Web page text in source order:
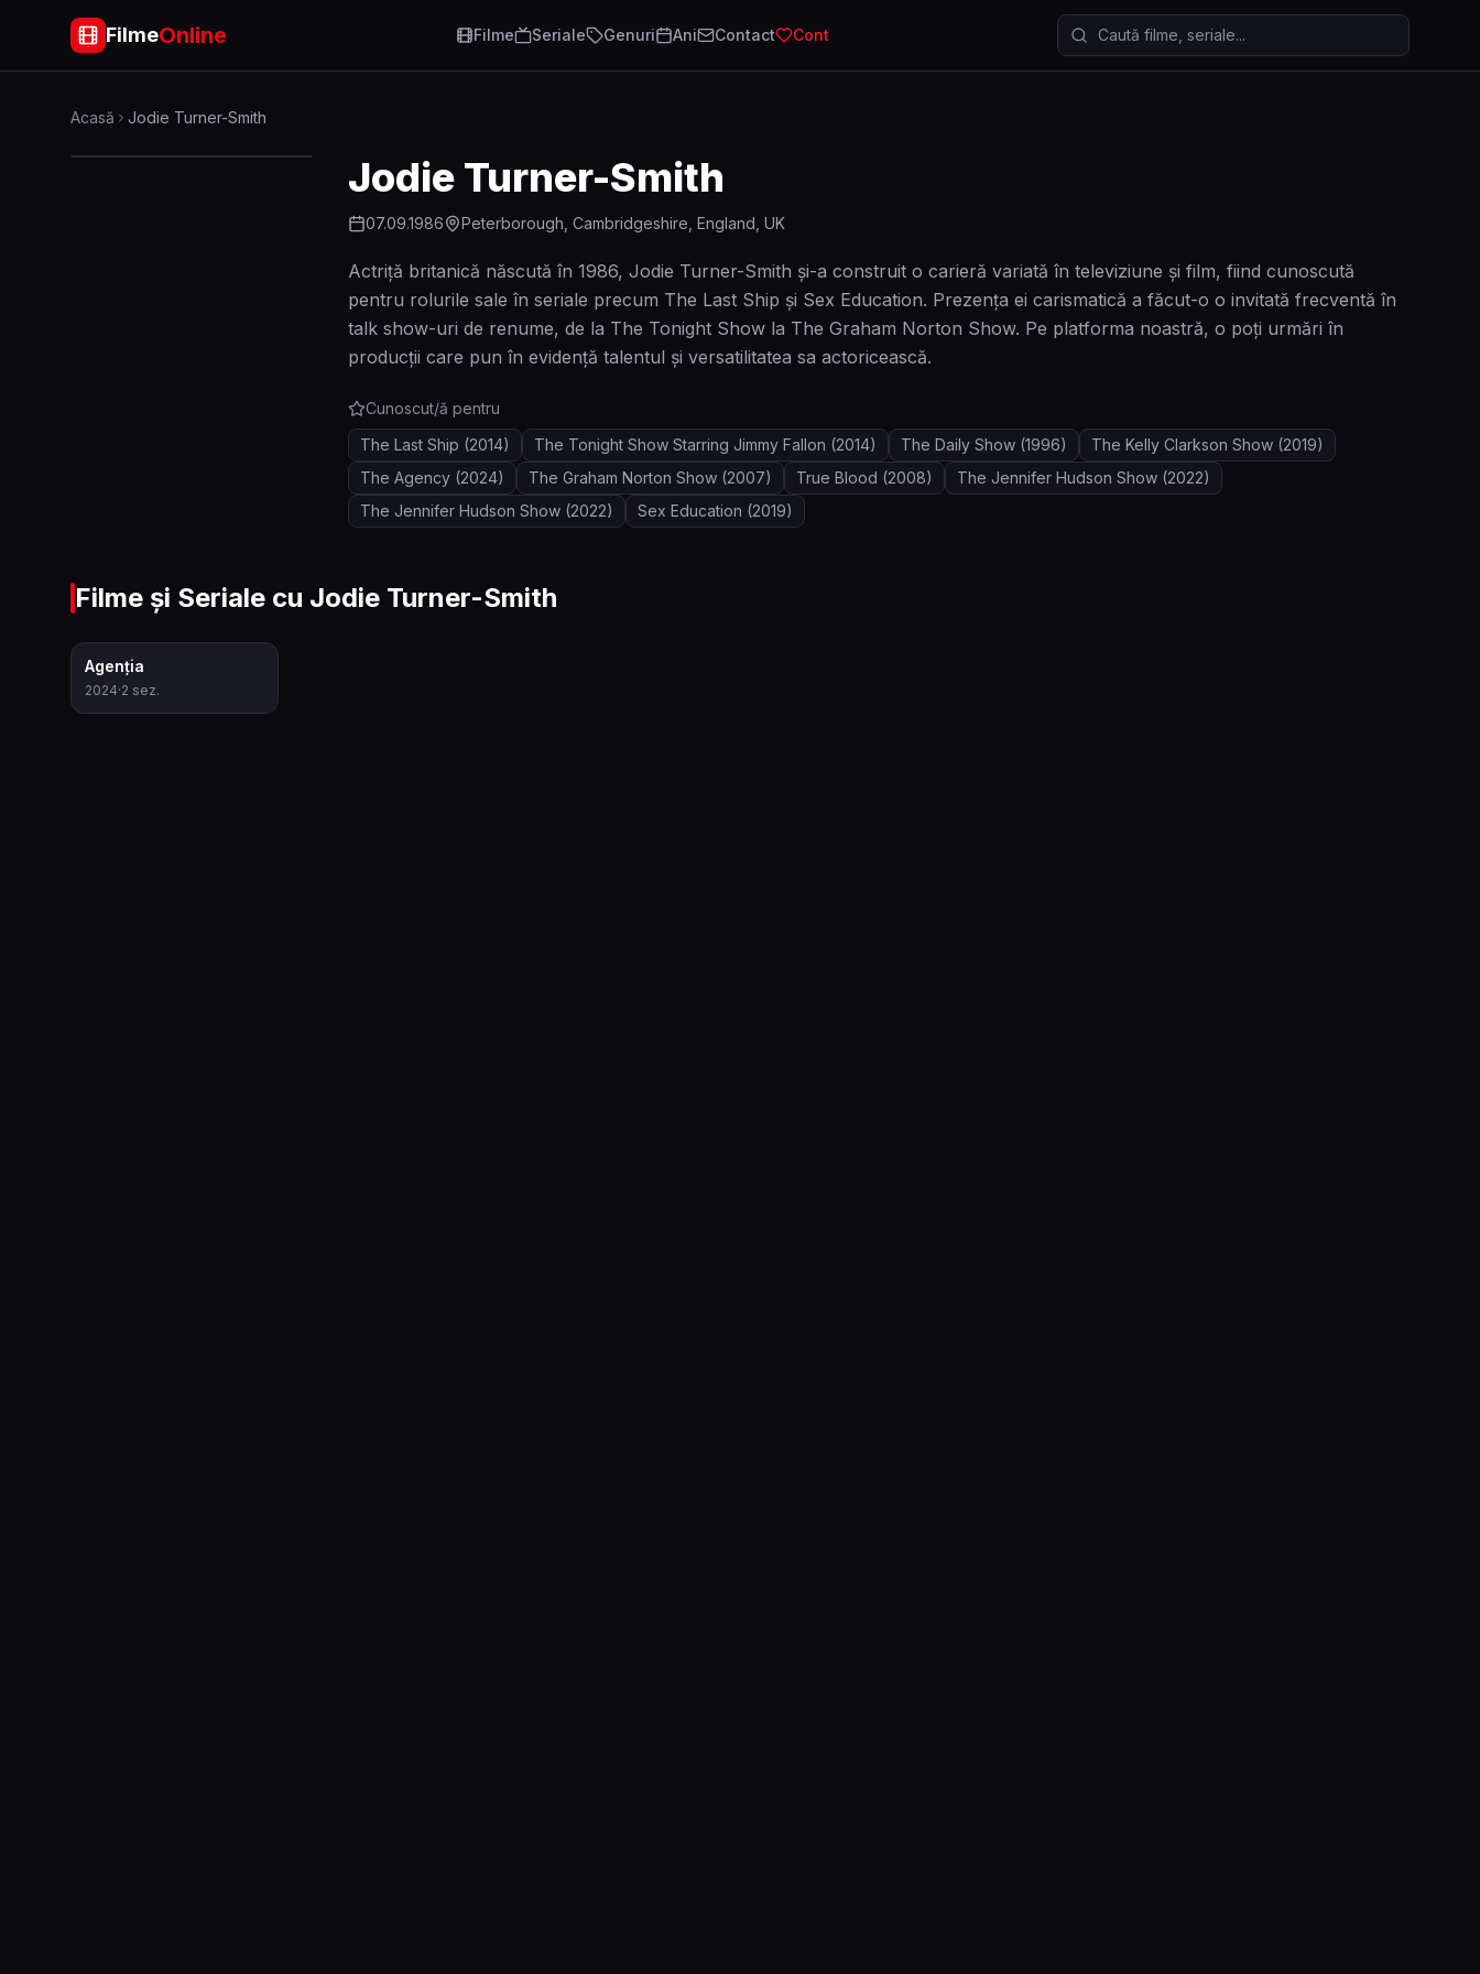
FilmeOnline Filme Seriale Genuri Ani Contact Cont Caută filme și seriale
Acasă Jodie Turner-Smith
Jodie Turner-Smith
07.09.1986 Peterborough, Cambridgeshire, England, UK
Actriță britanică născută în 1986, Jodie Turner-Smith și-a construit o carieră variată în televiziune și film, fiind cunoscută
pentru rolurile sale în seriale precum The Last Ship și Sex Education. Prezența ei carismatică a făcut-o o invitată frecventă în
talk show-uri de renume, de la The Tonight Show la The Graham Norton Show. Pe platforma noastră, o poți urmări în
producții care pun în evidență talentul și versatilitatea sa actoricească.
Cunoscut/ă pentru
The Last Ship (2014) The Tonight Show Starring Jimmy Fallon (2014) The Daily Show (1996) The Kelly Clarkson Show (2019)
The Agency (2024) The Graham Norton Show (2007) True Blood (2008) The Jennifer Hudson Show (2022)
The Jennifer Hudson Show (2022) Sex Education (2019)
Filme și Seriale cu Jodie Turner-Smith
Agenția
2024·2 sez.